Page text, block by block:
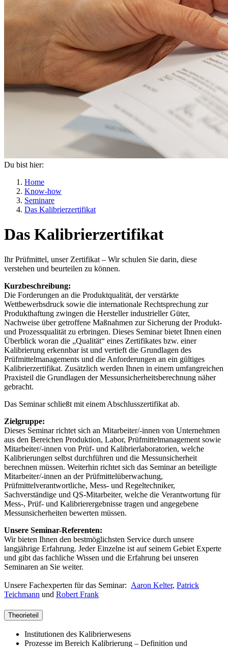
Du bist hier:
Home
Know-how
Seminare
Das Kalibrierzertifikat
Das Kalibrierzertifikat
Ihr Prüfmittel, unser Zertifikat – Wir schulen Sie darin, diese
verstehen und beurteilen zu können.
Kurzbeschreibung:
Die Forderungen an die Produktqualität, der verstärkte
Wettbewerbsdruck sowie die internationale Rechtsprechung zur
Produkthaftung zwingen die Hersteller industrieller Güter,
Nachweise über getroffene Maßnahmen zur Sicherung der Produkt-
und Prozessqualität zu erbringen. Dieses Seminar bietet Ihnen einen
Überblick woran die „Qualität“ eines Zertifikates bzw. einer
Kalibrierung erkennbar ist und vertieft die Grundlagen des
Prüfmittelmanagements und die Anforderungen an ein gültiges
Kalibrierzertifikat. Zusätzlich werden Ihnen in einem umfangreichen
Praxisteil die Grundlagen der Messunsicherheitsberechnung näher
gebracht.
Das Seminar schließt mit einem Abschlusszertifikat ab.
Zielgruppe:
Dieses Seminar richtet sich an Mitarbeiter/-innen von Unternehmen
aus den Bereichen Produktion, Labor, Prüfmittelmanagement sowie
Mitarbeiter/-innen von Prüf- und Kalibrierlaboratorien, welche
Kalibrierungen selbst durchführen und die Messunsicherheit
berechnen müssen. Weiterhin richtet sich das Seminar an beteiligte
Mitarbeiter/-innen an der Prüfmittelüberwachung,
Prüfmittelverantwortliche, Mess- und Regeltechniker,
Sachverständige und QS-Mitarbeiter, welche die Verantwortung für
Mess-, Prüf- und Kalibrierergebnisse tragen und angegebene
Messunsicherheiten bewerten müssen.
Unsere Seminar-Referenten:
Wir bieten Ihnen den bestmöglichsten Service durch unsere
langjährige Erfahrung. Jeder Einzelne ist auf seinem Gebiet Experte
und gibt das fachliche Wissen und die Erfahrung bei unseren
Seminaren an Sie weiter.
Unsere Fachexperten für das Seminar: Aaron Kelter, Patrick
Teichmann und Robert Frank
Theorieteil
Institutionen des Kalibrierwesens
Prozesse im Bereich Kalibrierung – Definition und